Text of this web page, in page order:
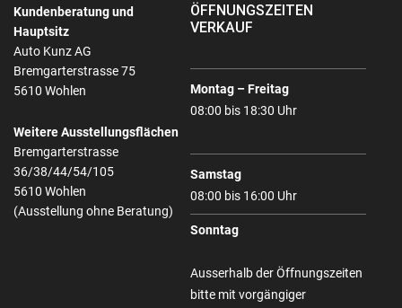
Kundenberatung und
Hauptsitz
Auto Kunz AG
Bremgarterstrasse 75
5610 Wohlen
Weitere Ausstellungsflächen
Bremgarterstrasse
36/38/44/54/105
5610 Wohlen
(Ausstellung ohne Beratung)
ÖFFNUNGSZEITEN
VERKAUF
Montag – Freitag
08:00 bis 18:30 Uhr
Samstag
08:00 bis 16:00 Uhr
Sonntag
Ausserhalb der Öffnungszeiten
bitte mit vorgängiger